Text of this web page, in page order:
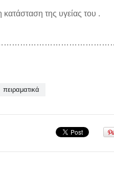
της υγείας του .
πειραματικά